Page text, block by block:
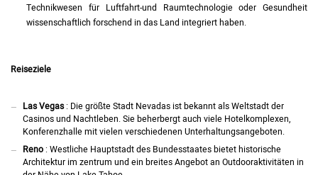
Technikwesen für Luftfahrt-und Raumtechnologie oder Gesundheit
wissenschaftlich forschend in das Land integriert haben.
Reiseziele
Las Vegas: Die größte Stadt Nevadas ist bekannt als Weltstadt der
Casinos und Nachtleben. Sie beherbergt auch viele Hotelkomplexen,
Konferenzhalle mit vielen verschiedenen Unterhaltungsangeboten.
Reno : Westliche Hauptstadt des Bundesstaates bietet historische
Architektur im zentrum und ein breites Angebot an Outdooraktivitäten in